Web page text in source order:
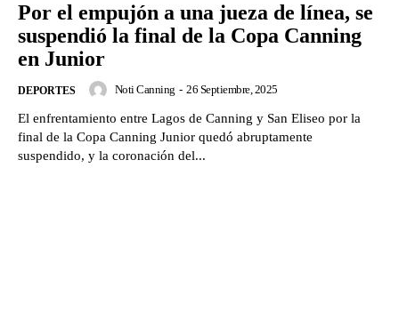
Por el empujón a una jueza de línea, se
suspendió la final de la Copa Canning
en Junior
DEPORTES Noti Canning - 26 Septiembre, 2025
El enfrentamiento entre Lagos de Canning y San Eliseo por la
final de la Copa Canning Junior quedó abruptamente
suspendido, y la coronación del...